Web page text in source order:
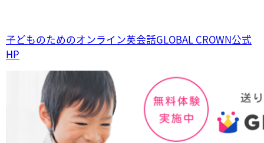
子どものためのオンライン英会話GLOBAL CROWN公式
HP